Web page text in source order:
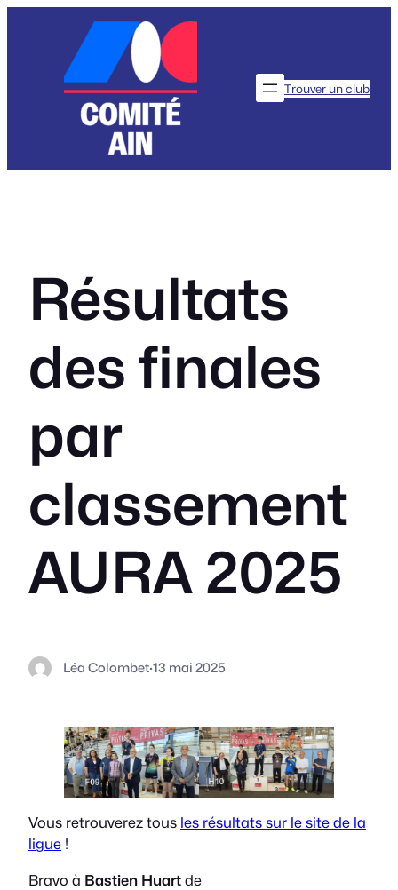
Trouver un club
Résultats
des finales
par
classement
AURA 2025
Léa Colombet·13 mai 2025
Vous retrouverez tous les résultats sur le site de la
ligue !
Bravo à Bastien Huart de